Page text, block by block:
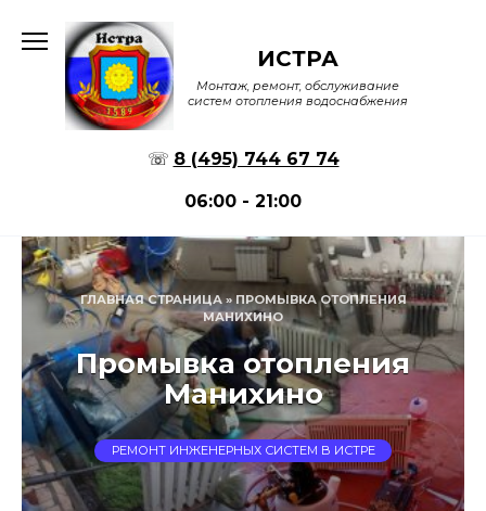
содержанию
ИСТРА
Монтаж, ремонт, обслуживание
систем отопления водоснабжения
☏ 8 (495) 744 67 74
06:00 - 21:00
ГЛАВНАЯ СТРАНИЦА»ПРОМЫВКА ОТОПЛЕНИЯ
МАНИХИНО
Промывка отопления
Манихино
РЕМОНТ ИНЖЕНЕРНЫХ СИСТЕМ В ИСТРЕ